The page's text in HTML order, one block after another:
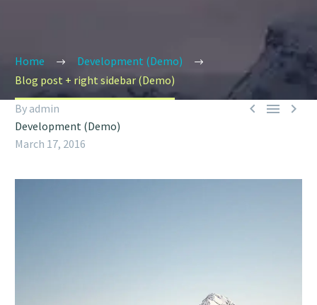
Home
Development (Demo)
Blog post + right sidebar (Demo)
  
By admin
Development (Demo)
March 17, 2016